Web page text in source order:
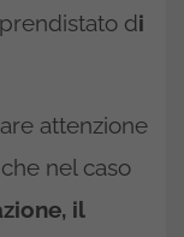
di
attenzione
nel caso
il